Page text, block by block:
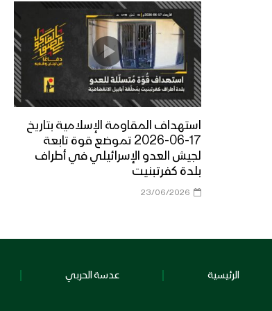
استهداف المقاومة الإسلامية بتاريخ
17-06-2026 تموضع قوة تابعة
لجيش العدو الإسرائيلي في أطراف
بلدة كفرتبنيت
23/06/2026
الرئيسية عدسة الحربي